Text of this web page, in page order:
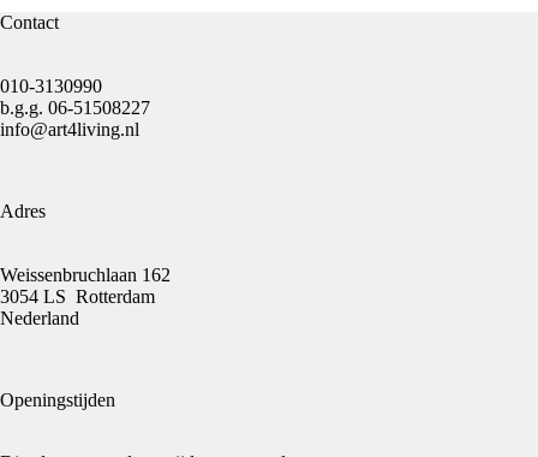
Contact
010-3130990
b.g.g. 06-51508227
info@art4living.nl
Adres
Weissenbruchlaan 162
3054 LS Rotterdam
Nederland
Openingstijden